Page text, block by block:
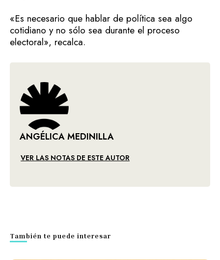
«Es necesario que hablar de política sea algo
cotidiano y no sólo sea durante el proceso
electoral», recalca.
ANGÉLICA MEDINILLA
VER LAS NOTAS DE ESTE AUTOR
También te puede interesar